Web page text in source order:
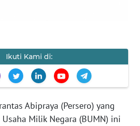
Ikuti Kami di:
Abipraya (Persero) yang
Milik Negara (BUMN) ini